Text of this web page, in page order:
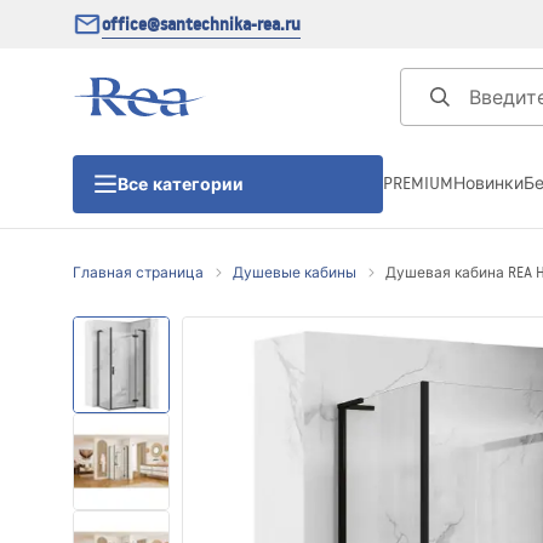
office@santechnika-rea.ru
Все категории
Душевые поддоны
Линейные трапы для душа
PREMIUMНовинки
Главная страница Душевые кабины Душевая кабина REA